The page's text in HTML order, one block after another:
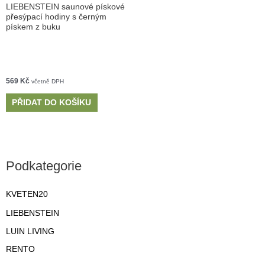
Podkategorie
KVETEN20
LIEBENSTEIN
LUIN LIVING
RENTO
LIEBENSTEIN saunové pískové
přesýpací hodiny s černým
pískem z buku
569 Kč včetně DPH
PŘIDAT DO KOŠÍKU